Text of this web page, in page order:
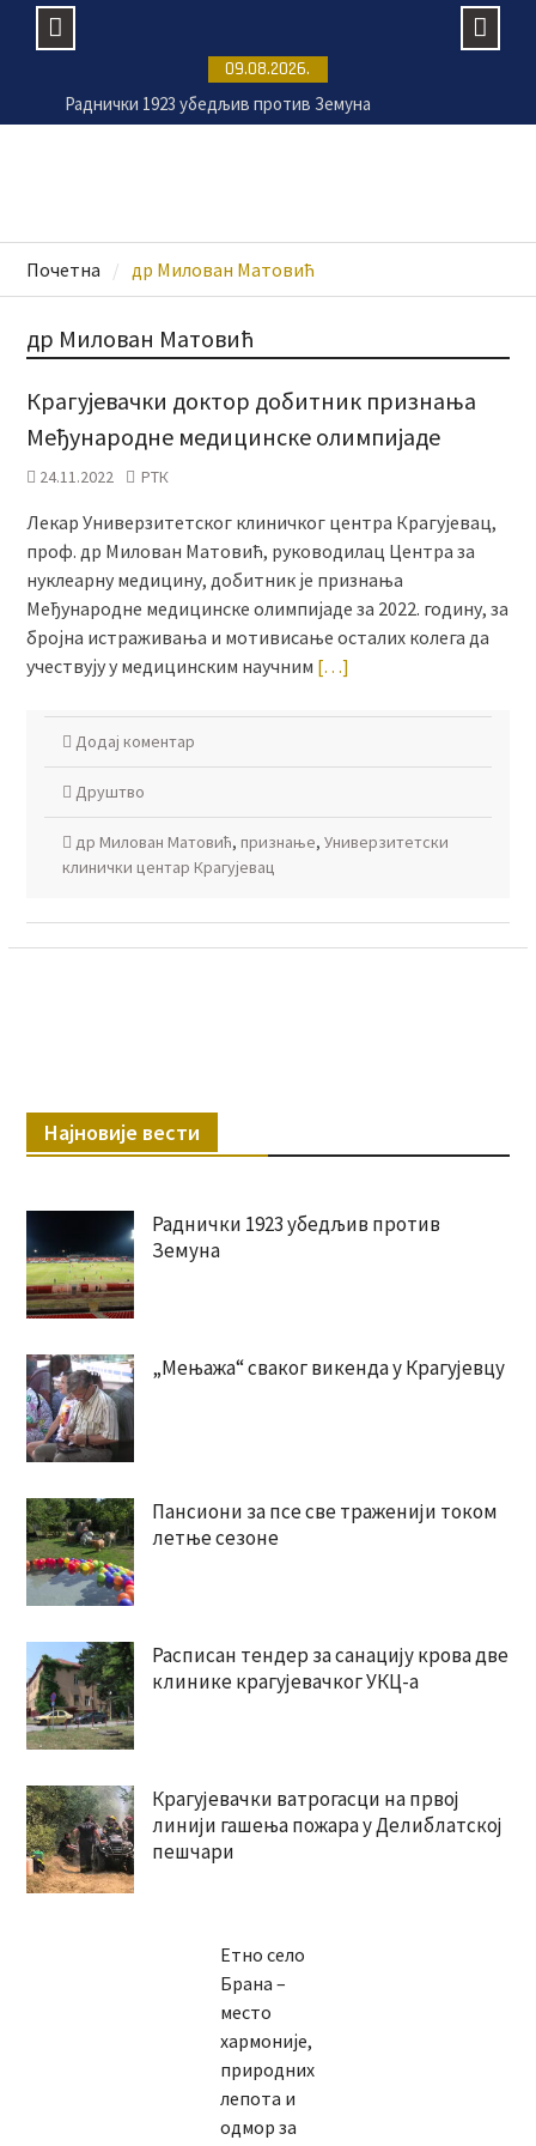
content
09.08.2026.
Раднички 1923 убедљив против Земуна
„Мењажа“ сваког викенда у Крагујевцу
Почетна др Милован Матовић
др Милован Матовић
Крагујевачки доктор добитник признања
Међународне медицинске олимпијаде
24.11.2022 РТК
Лекар Универзитетског клиничког центра Крагујевац,
проф. др Милован Матовић, руководилац Центра за
нуклеарну медицину, добитник је признања
Међународне медицинске олимпијаде за 2022. годину, за
бројна истраживања и мотивисање осталих колега да
учествују у медицинским научним […]
Додај коментар
Друштво
др Милован Матовић, признање, Универзитетски
клинички центар Крагујевац
Најновије вести
Раднички 1923 убедљив против
Земуна
„Мењажа“ сваког викенда у Крагујевцу
Пансиони за псе све траженији током
летње сезоне
Расписан тендер за санацију крова две
клинике крагујевачког УКЦ-а
Крагујевачки ватрогасци на првој
линији гашења пожара у Делиблатској
пешчари
Етно село
Брана –
место
хармоније,
природних
лепота и
одмор за